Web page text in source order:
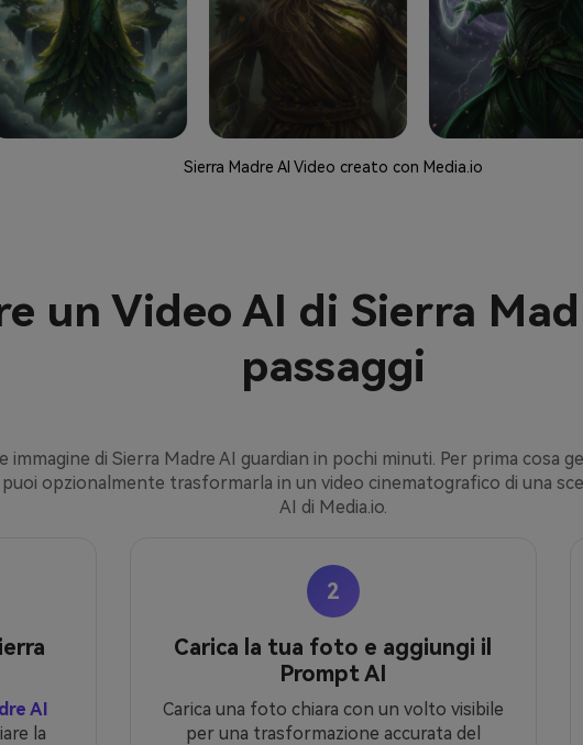
Sierra Madre AI Video creato con Media.io
un Video AI di Sierra
passaggi
di Sierra Madre AI guardian in pochi minuti. Per prima cosa
opzionalmente trasformarla in un video cinematografico di una
AI di Media.io.
AI
la
2
Carica la tua foto e aggiungi il
Prompt AI
Carica una foto chiara con un volto visibile
per una trasformazione accurata del